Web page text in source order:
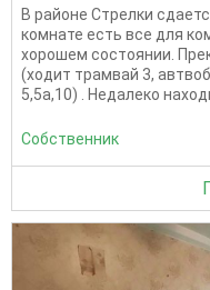
В районе Стрелки
комнате есть все для
хорошем состоянии.
(ходит трамвай 3,
5,5а,10) . Недалеко
Собственник